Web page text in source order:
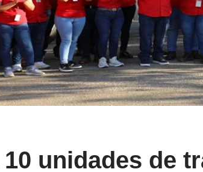
unidades de